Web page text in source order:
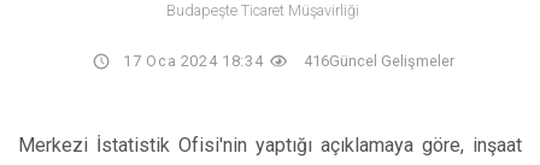
Budapeşte Ticaret Müşavirliği
17 Oca 2024 18:34 416Güncel Gelişmeler
Merkezi İstatistik Ofisi'nin yaptığı açıklamaya göre, inşaat